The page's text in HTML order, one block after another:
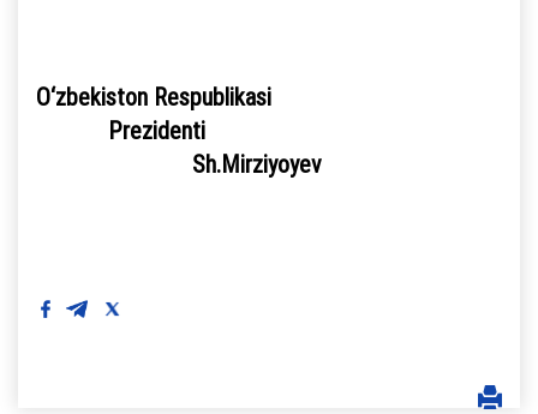
O‘zbekiston Respublikasi
Prezidenti
Sh.Mirziyoyev